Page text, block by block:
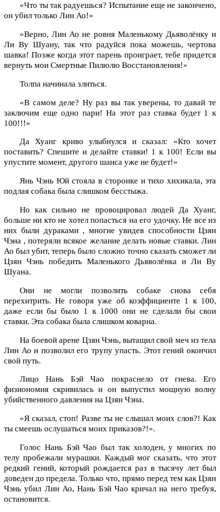
«Что ты так радуешься? Испытание еще не закончено,
он убил только Лин Ао!»
«Верно, Лин Ао не ровня Маленькому Дьяволёнку и
Ли Ву Шуану, так что радуйся пока можешь, чертова
шавка! Позже когда этот парень проиграет, тебе придется
вернуть мои Смертные Пилюлю Восстановления!»
Толпа начинала злиться.
«В самом деле? Ну раз вы так уверены, то давай те
заключим еще одно пари! На этот раз ставка будет 1 к
100!!!»
Да Хуанг криво улыбнулся и сказал: «Кто хочет
поставить? Спешите и делайте ставки! 1 к 100! Если вы
упустите момент, другого шанса уже не будет!»
Янь Чэнь Юй стояла в сторонке и тихо хихикала, эта
подлая собака была слишком бесстыжа.
Но как сильно не провоцировал людей Да Хуанг,
больше ни кто не хотел попасться на его удочку. Не все из
них были дураками , многие увидев способности Цзян
Чэна , потеряли всякое желание делать новые ставки. Лин
Ао был убит, теперь было сложно точно сказать сможет ли
Цзян Чэнь победить Маленького Дьяволёнка и Ли Ву
Шуана.
Они не могли позволить собаке снова себя
перехитрить. Не говоря уже об коэффициенте 1 к 100,
даже если бы было 1 к 1000 они не сделали бы свои
ставки. Эта собака была слишком коварна.
На боевой арене Цзян Чэнь, вытащил свой меч из тела
Лин Ао и позволил его трупу упасть. Этот гений окончил
свой путь.
Лицо Нань Бэй Чао покраснело от гнева. Его
физиономия скривилась и он выпустил мощную волну
убийственного давления на Цзян Чэна.
«Я сказал, стоп! Разве ты не слышал моих слов?! Как
ты смеешь ослушаться моих приказов?!».
Голос Нань Бэй Чао был так холоден, у многих по
телу пробежали мурашки. Каждый мог сказать, что этот
редкий гений, который рождается раз в тысячу лет был
доведен до предела. Только что, прямо перед тем как Цзян
Чэнь убил Лин Ао, Нань Бэй Чао кричал на него требуя,
остановится.